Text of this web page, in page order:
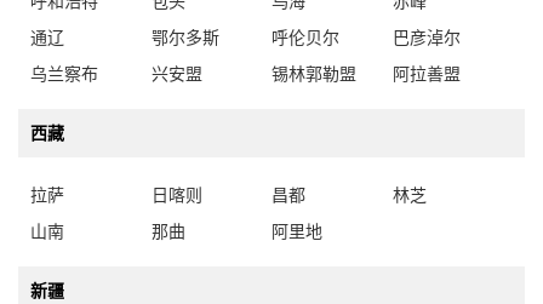
通辽
鄂尔多斯 呼伦贝尔
巴彦淖尔
乌兰察布
兴安盟 锡林郭勒盟 阿拉善盟
西藏
拉萨 日喀则 昌都
林芝
山南
那曲 阿里地
新疆